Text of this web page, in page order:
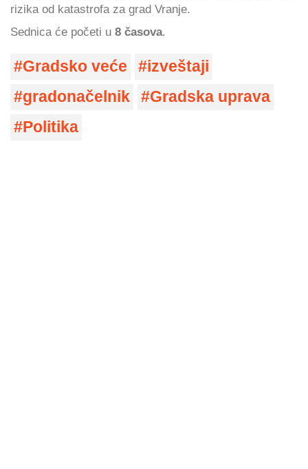
rizika od katastrofa za grad Vranje.
Sednica će početi u 8 časova.
Gradsko veće
izveštaji
gradonačelnik
Gradska uprava
Politika